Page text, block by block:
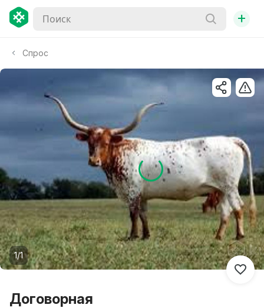
+
Спрос
1/1
Договорная